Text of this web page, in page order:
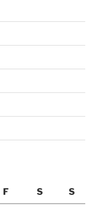
F S S